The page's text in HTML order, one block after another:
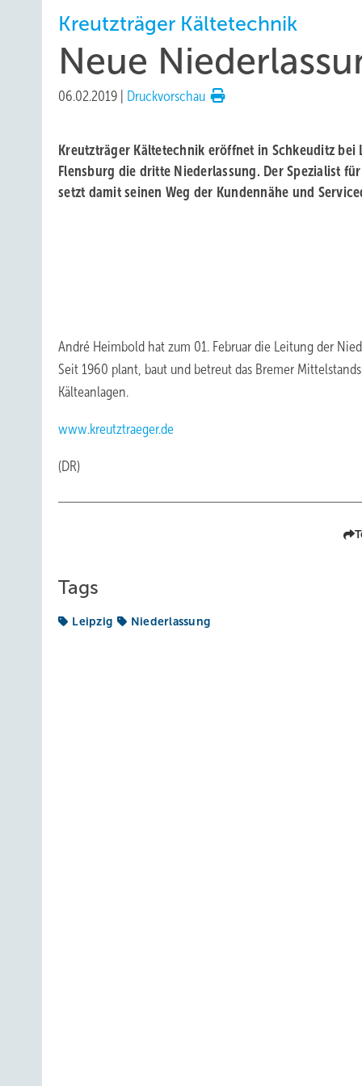
Kreutzträger Kältetechnik
Neue
06.02.2019 Druckvorschau
Kreutzträger Kältetechnik eröffnet in Schkeuditz bei
Flensburg die dritte Niederlassung. Der Spezialist
setzt damit seinen Weg der Kundennähe und
André Heimbold hat zum 01. Februar die Leitung der
Seit 1960 plant, baut und betreut das Bremer
Kälteanlagen.
www.kreutztraeger.de
(DR)
Tags
Leipzig Niederlassung